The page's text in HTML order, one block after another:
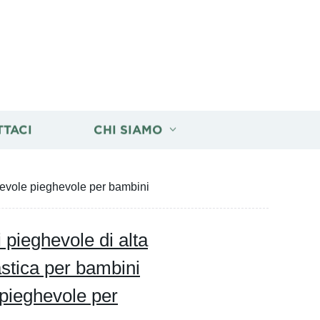
CHI SIAMO
pieghevole per bambini
di alta
per bambini
per